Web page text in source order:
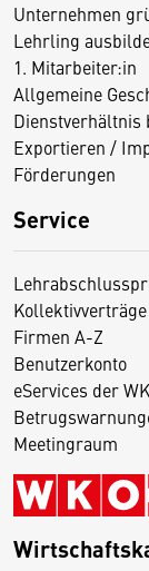
Unternehmen
Lehrling
1. Mitarbeiter:in
Allgemeine
Dienstverhältnis
Exportieren /
Förderungen
Service
Kollektivverträge
Firmen A-Z
Benutzerkonto
eServices der
Meetingraum